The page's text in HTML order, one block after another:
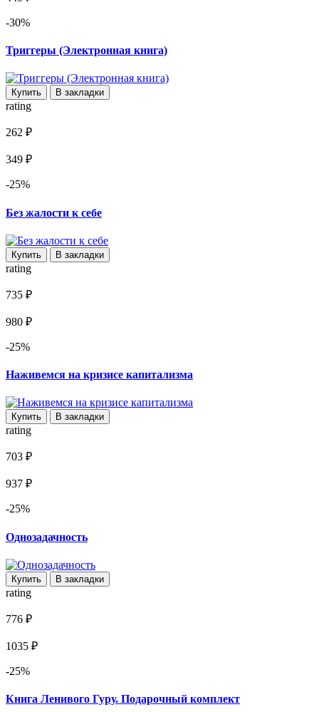
-30%
Триггеры (Электронная книга)
Купить В закладки
rating
262 ₽
349 ₽
-25%
Без жалости к себе
Купить В закладки
rating
735 ₽
980 ₽
-25%
Наживемся на кризисе капитализма
Купить В закладки
rating
703 ₽
937 ₽
-25%
Однозадачность
Купить В закладки
rating
776 ₽
1035 ₽
-25%
Книга Ленивого Гуру. Подарочный комплект